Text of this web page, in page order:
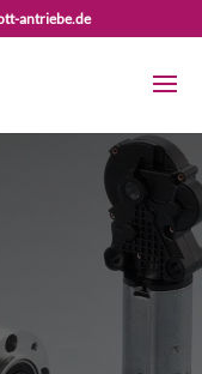
antriebe.de